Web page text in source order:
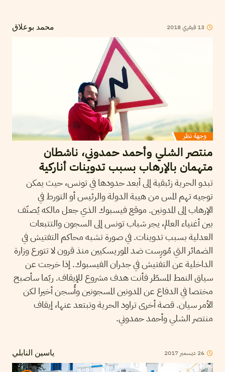
محمد بوعلاق 13 فيفري2018
منتصر الشلي وأحمد حمدوني، ناشطان
متهمان بالإرهاب بسبب تدوينات أناركية
تبدو الحرية زئبقية إلى أبعد حدودها في تونس، حيث يمكن
توجيه تهم المس من هيبة الدولة والرئيس أو التورط في
الإرهاب إلى المدونين. موقع فيسبوك الذي جعل مالكه يُصنّف
بين أغنياء العالم، يجر شباب تونس إلى السجون والتتبعات
العدلية بسبب تدوينات. في صورة تشبه محاكم التفتيش في
الضمائر التي مُورِست ضد الموريسكيين منذ قرون لا تتورع وزارة
الداخلية عن التفتيش في جدران الفيسبوك. إذا خرجت عن
سياق النمط المسطّر فأنت هدف مشروع للإيقاف. ربّما سأصبح
مختصا في الدفاع عن المدونين المسجونين وأُسجن أخيرا لكن
الأمر سيان. قصة أخرى تراود الحرية وتبتعد عنها، إيقاف
منتصر الشلي وأحمد حمدوني.
ياسين النابلي 26 ديسمبر 2017